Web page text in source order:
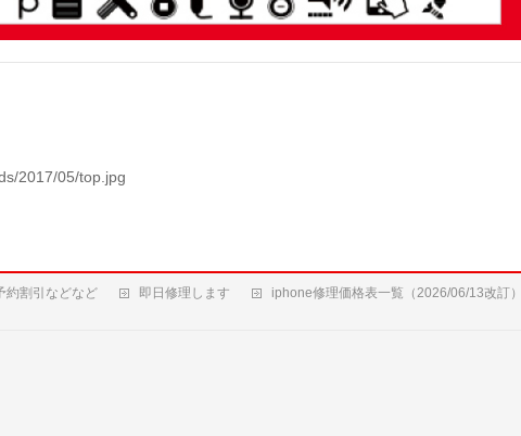
2017/05/top.jpg
約割引などなど 即日修理します
iphone修理価格表一覧（2026/06/13改訂）